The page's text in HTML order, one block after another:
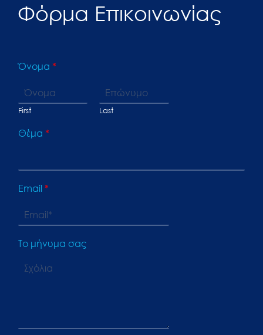
Φόρμα Επικοινωνίας
Όνομα *
First Last
Θέμα *
Email *
Το μήνυμα σας